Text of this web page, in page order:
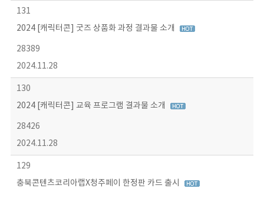
131
2024 [캐릭터콘] 굿즈 상품화 과정 결과물 소개
28389
2024.11.28
130
2024 [캐릭터콘] 교육 프로그램 결과물 소개
28426
2024.11.28
129
충북콘텐츠코리아랩X청주페이 한정판 카드 출시